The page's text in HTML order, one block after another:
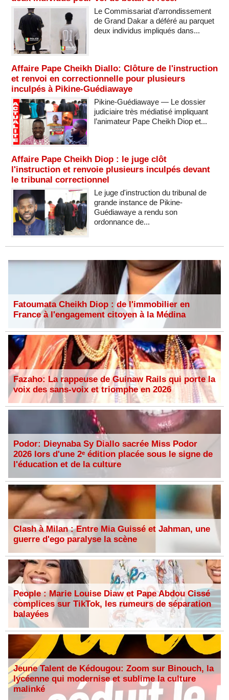
Le Commissariat d’arrondissement
de Grand Dakar a déféré au parquet
deux individus impliqués dans...
Affaire Pape Cheikh Diallo: Clôture de l'instruction
et renvoi en correctionnelle pour plusieurs
inculpés à Pikine-Guédiawaye
Pikine-Guédiawaye — Le dossier
judiciaire très médiatisé impliquant
l’animateur Pape Cheikh Diop et...
Affaire Pape Cheikh Diop : le juge clôt
l'instruction et renvoie plusieurs inculpés devant
le tribunal correctionnel
Le juge d'instruction du tribunal de
grande instance de Pikine-
Guédiawaye a rendu son
ordonnance de...
Fatoumata Cheikh Diop : de l'immobilier en
France à l'engagement citoyen à la Médina
Fazaho: La rappeuse de Guinaw Rails qui porte la
voix des sans-voix et triomphe en 2026
Podor: Dieynaba Sy Diallo sacrée Miss Podor
2026 lors d'une 2ᵉ édition placée sous le signe de
l'éducation et de la culture
Clash à Milan : Entre Mia Guissé et Jahman, une
guerre d'ego paralyse la scène
People : Marie Louise Diaw et Pape Abdou Cissé
complices sur TikTok, les rumeurs de séparation
balayées
Jeune Talent de Kédougou: Zoom sur Binouch, la
lycéenne qui modernise et sublime la culture
malinké